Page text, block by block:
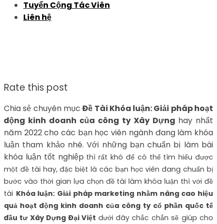
Tuyển Cộng Tác Viên
Liên hệ
Rate this post
Chia sẻ chuyên mụcĐề Tài Khóa luận: Giải pháp hoạt
động kinh doanh của công ty Xây Dựng hay nhất
năm 2022 cho các bạn học viên ngành đang làm khóa
luận tham khảo nhé. Với những bạn chuẩn bị làm bài
khóa luận tốt nghiệp thì rất khó để có thể tìm hiểu được
một đề tài hay, đặc biệt là các bạn học viên đang chuẩn bị
bước vào thời gian lựa chọn đề tài làm khóa luận thì với đề
tài Khóa luận: Giải pháp marketing nhằm nâng cao hiệu
quả hoạt động kinh doanh của công ty cổ phần quốc tế
đầu tư Xây Dựng Đại Việt dưới đây chắc chắn sẽ giúp cho